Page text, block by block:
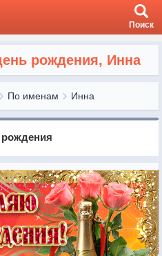
Поиск
рождения, Инна
По именам Инна
рождения